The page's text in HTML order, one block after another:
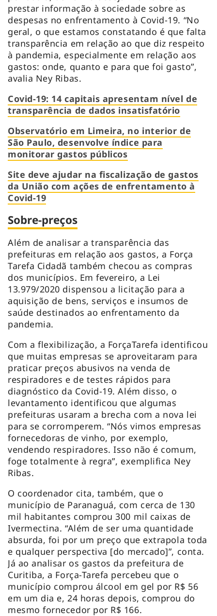
prestar informação à sociedade sobre as
despesas no enfrentamento à Covid-19. “No
geral, o que estamos constatando é que falta
transparência em relação ao que diz respeito
à pandemia, especialmente em relação aos
gastos: onde, quanto e para que foi gasto”,
avalia Ney Ribas.
Covid-19: 14 capitais apresentam nível de
transparência de dados insatisfatório
Observatório em Limeira, no interior de
São Paulo, desenvolve índice para
monitorar gastos públicos
Site deve ajudar na fiscalização de gastos
da União com ações de enfrentamento à
Covid-19
Sobre-preços
Além de analisar a transparência das
prefeituras em relação aos gastos, a Força
Tarefa Cidadã também checou as compras
dos municípios. Em fevereiro, a Lei
13.979/2020 dispensou a licitação para a
aquisição de bens, serviços e insumos de
saúde destinados ao enfrentamento da
pandemia.
Com a flexibilização, a ForçaTarefa identificou
que muitas empresas se aproveitaram para
praticar preços abusivos na venda de
respiradores e de testes rápidos para
diagnóstico da Covid-19. Além disso, o
levantamento identificou que algumas
prefeituras usaram a brecha com a nova lei
para se corromperem. “Nós vimos empresas
fornecedoras de vinho, por exemplo,
vendendo respiradores. Isso não é comum,
foge totalmente à regra”, exemplifica Ney
Ribas.
O coordenador cita, também, que o
município de Paranaguá, com cerca de 130
mil habitantes comprou 300 mil caixas de
Ivermectina. “Além de ser uma quantidade
absurda, foi por um preço que extrapola toda
e qualquer perspectiva [do mercado]”, conta.
Já ao analisar os gastos da prefeitura de
Curitiba, a Força-Tarefa percebeu que o
município comprou álcool em gel por R$ 56
em um dia e, 24 horas depois, comprou do
mesmo fornecedor por R$ 166.